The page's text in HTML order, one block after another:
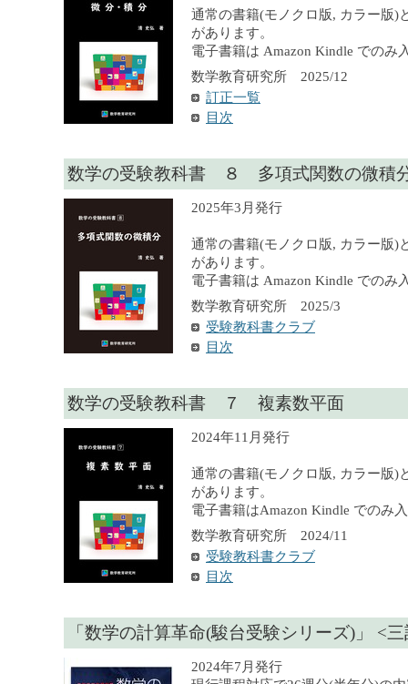
通常の書籍(モノクロ版, カラー版)
があります。
電子書籍は Amazon Kindle でのみ
数学教育研究所 2025/12
訂正一覧
目次
数学の受験教科書 ８ 多項式関数の微積
2025年3月発行
通常の書籍(モノクロ版, カラー版)
があります。
電子書籍は Amazon Kindle でのみ
数学教育研究所 2025/3
受験教科書クラブ
目次
数学の受験教科書 ７ 複素数平面
2024年11月発行
通常の書籍(モノクロ版, カラー版)
があります。
電子書籍はAmazon Kindle でのみ
数学教育研究所 2024/11
受験教科書クラブ
目次
「数学の計算革命(駿台受験シリーズ)」 <
2024年7月発行